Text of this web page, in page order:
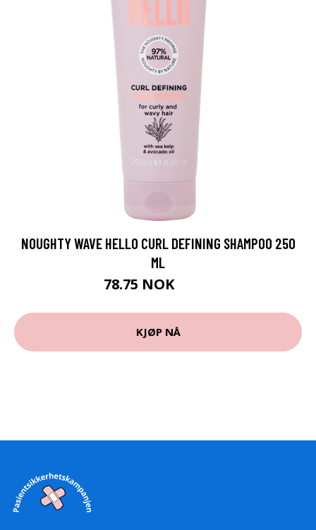
NOUGHTY WAVE HELLO CURL DEFINING SHAMPOO 250
ML
78.75 NOK
KJØP NÅ